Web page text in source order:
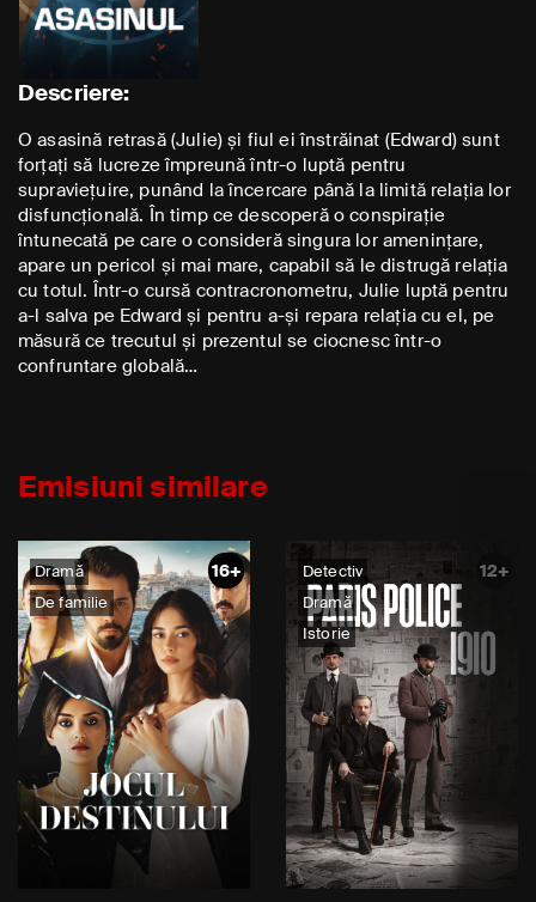
Descriere:
O asasină retrasă (Julie) și fiul ei înstrăinat (Edward) sunt
forțați să lucreze împreună într-o luptă pentru
supraviețuire, punând la încercare până la limită relația lor
disfuncțională. În timp ce descoperă o conspirație
întunecată pe care o consideră singura lor amenințare,
apare un pericol și mai mare, capabil să le distrugă relația
cu totul. Într-o cursă contracronometru, Julie luptă pentru
a-l salva pe Edward și pentru a-și repara relația cu el, pe
măsură ce trecutul și prezentul se ciocnesc într-o
confruntare globală…
Emisiuni similare
Dramă
De familie
16+
Detectiv
Dramă
Istorie
12+